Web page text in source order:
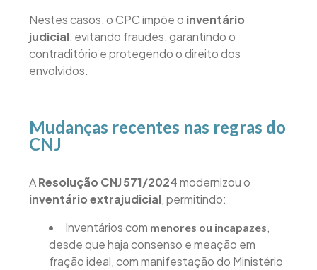
Nestes casos, o CPC impõe o inventário
judicial, evitando fraudes, garantindo o
contraditório e protegendo o direito dos
envolvidos.
Mudanças recentes nas regras do
CNJ
AResolução CNJ 571/2024modernizou o
inventário extrajudicial, permitindo:
Inventários com menores ou incapazes,
desde que haja consenso e meação em
fração ideal, com manifestação do Ministério